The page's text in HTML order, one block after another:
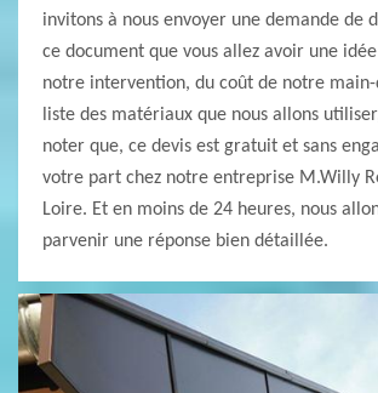
invitons à nous envoyer une demande de
ce document que vous allez avoir une
notre intervention, du coût de notre
liste des matériaux que nous allons
noter que, ce devis est gratuit et sans
votre part chez notre entreprise M.Willy
Loire. Et en moins de 24 heures, nous
parvenir une réponse bien détaillée.